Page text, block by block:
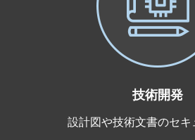
技術開発
設計図や技術文書のセキ